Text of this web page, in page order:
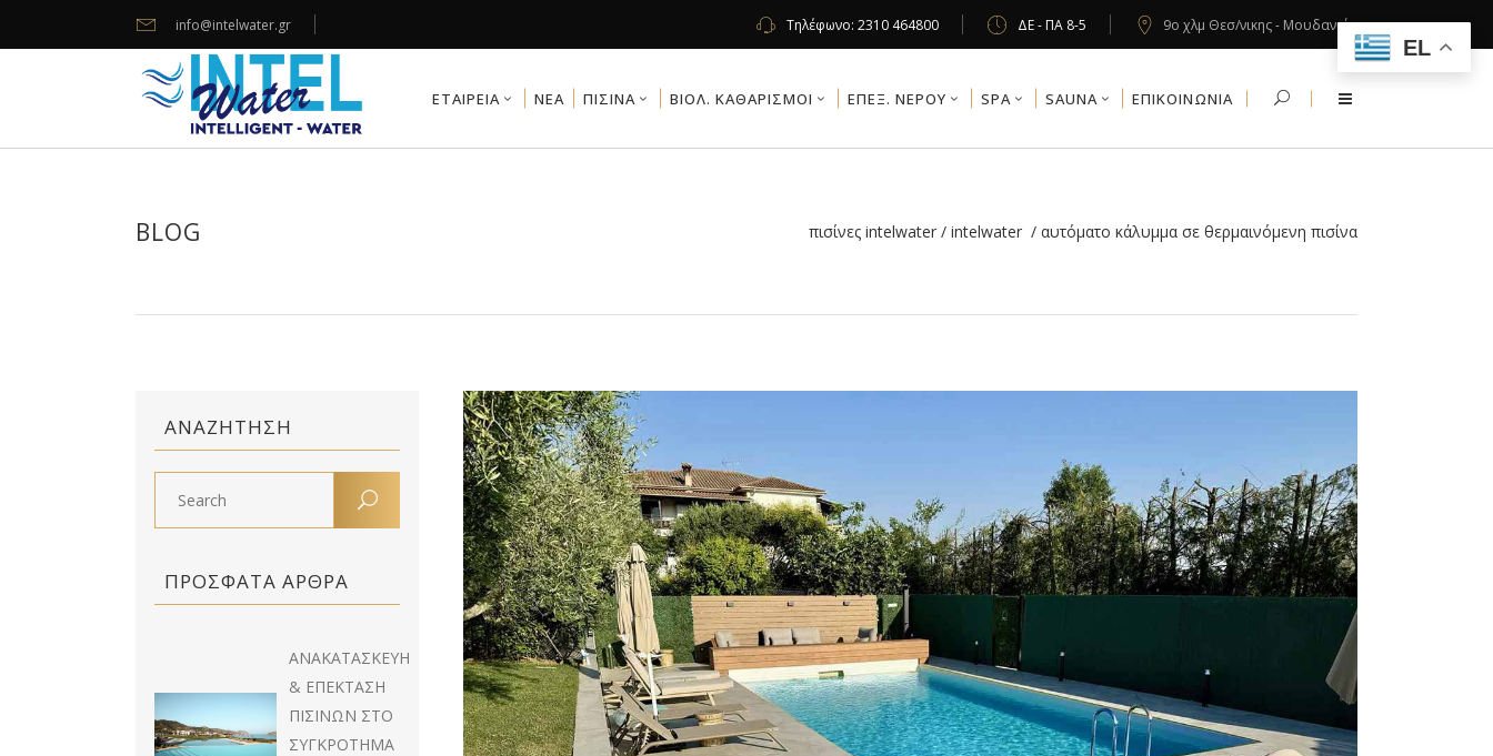
info@intelwater.gr Τηλέφωνο: 2310 464800 ΔΕ - ΠΑ 8-5 9ο χλμ Θεσ/νικης - Μουδανιών
ΕΤΑΙΡΕΙΑ NEA ΠΙΣΙΝΑ ΒΙΟΛ. ΚΑΘΑΡΙΣΜΟΙ ΕΠΕΞ. ΝΕΡΟΥ SPA SAUNA ΕΠΙΚΟΙΝΩΝΙΑ
BLOG πισίνες intelwater / intelwater / αυτόματο κάλυμμα σε θερμαινόμενη πισίνα
ΑΝΑΖΉΤΗΣΗ
ΠΡΌΣΦΑΤΑ ΆΡΘΡΑ
ΑΝΑΚΑΤΑΣΚΕΥΉ
& EΠΈΚΤΑΣΗ
ΠΙΣΊΝΩΝ ΣΤΟ
ΣΥΓΚΡΌΤΗΜΑ
EL